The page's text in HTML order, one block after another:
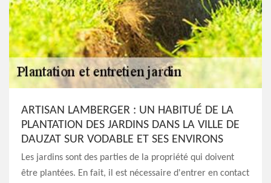
ARTISAN LAMBERGER : UN HABITUÉ DE LA
PLANTATION DES JARDINS DANS LA VILLE DE
DAUZAT SUR VODABLE ET SES ENVIRONS
Les jardins sont des parties de la propriété qui doivent
être plantées. En fait, il est nécessaire d'entrer en contact